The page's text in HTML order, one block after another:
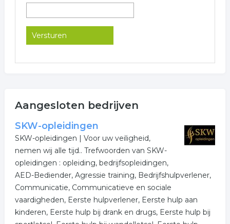
Aangesloten bedrijven
SKW-opleidingen
SKW-opleidingen | Voor uw veiligheid,
nemen wij alle tijd.. Trefwoorden van SKW-
opleidingen : opleiding, bedrijfsopleidingen,
AED-Bediender, Agressie training, Bedrijfshulpverlener,
Communicatie, Communicatieve en sociale
vaardigheden, Eerste hulpverlener, Eerste hulp aan
kinderen, Eerste hulp bij drank en drugs, Eerste hulp bij